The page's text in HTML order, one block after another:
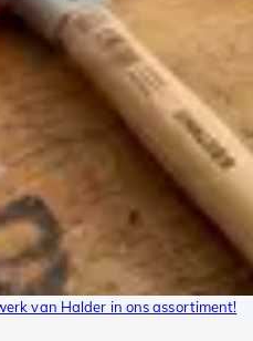
van Halder in ons assortiment!